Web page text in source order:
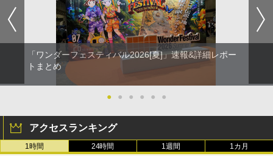
「ワンダーフェスティバル2026[夏]」速報&詳細レポー
トまとめ
● ● ● ● ● ●
アクセスランキング
1時間 24時間 1週間 1カ月